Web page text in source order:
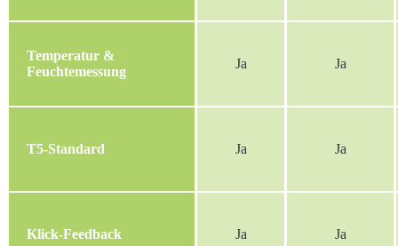
Temperatur &
Feuchtemessung
Ja Ja
T5-Standard Ja Ja
Klick-Feedback Ja Ja